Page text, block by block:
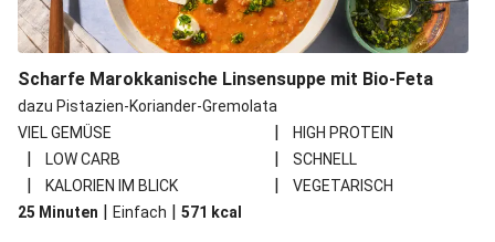
Scharfe Marokkanische Linsensuppe mit Bio-Feta
dazu Pistazien-Koriander-Gremolata
VIEL GEMÜSE
| HIGH PROTEIN
| LOW CARB | SCHNELL
| KALORIEN IM BLICK |
VEGETARISCH
25 Minuten | Einfach | 571 kcal